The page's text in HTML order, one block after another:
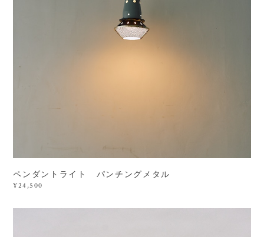
ペンダントライト パンチングメタル
¥24,500